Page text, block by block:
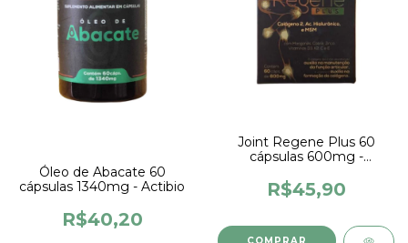
Óleo de Abacate 60
cápsulas 1340mg - Actibio
R$40,20
Joint Regene Plus 60
cápsulas 600mg -
R$45,90